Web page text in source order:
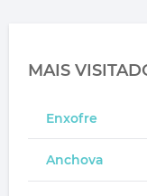
MAIS
Enxofre
Anchova